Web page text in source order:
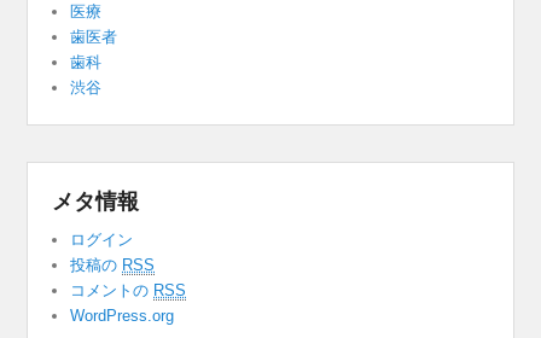
医療
歯医者
歯科
渋谷
メタ情報
ログイン
投稿の RSS
コメントの RSS
WordPress.org